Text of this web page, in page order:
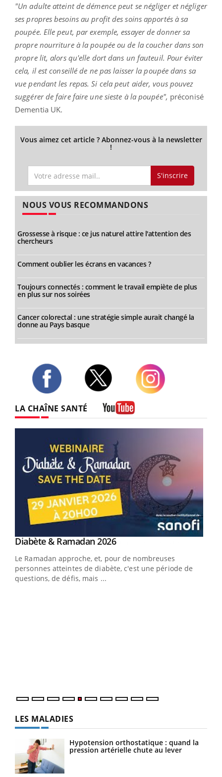
"Un adulte atteint de démence peut se négliger et négliger
ses propres besoins au profit des soins apportés à sa
poupée. Elle peut, par exemple, essayer de donner sa
propre nourriture à la poupée ou de la coucher dans son
propre lit, alors qu'elle dort dans un fauteuil. Pour éviter
cela, il est conseillé de ne pas laisser la poupée dans sa
vue pendant les repas. Si cela peut aider, vous pouvez
suggérer de faire faire une sieste à la poupée", préconisé
Dementia UK.
Vous aimez cet article ? Abonnez-vous à la newsletter
!
S'inscrire
NOUS VOUS RECOMMANDONS
Grossesse à risque : ce jus naturel attire l'attention des
chercheurs
Comment oublier les écrans en vacances ?
Toujours connectés : comment le travail empiète de plus
en plus sur nos soirées
Cancer colorectal : une stratégie simple aurait changé la
donne au Pays basque